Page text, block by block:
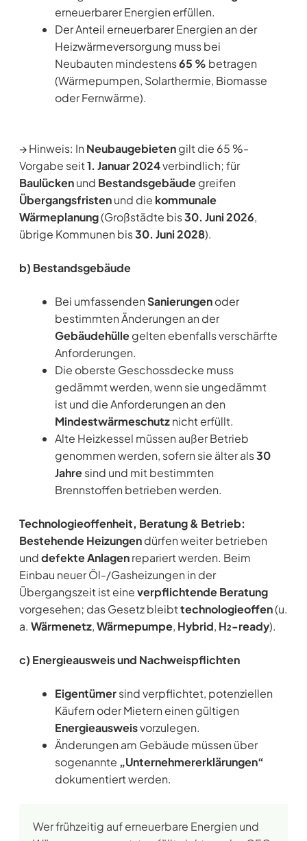
erneuerbarer Energien erfüllen.
Der Anteil erneuerbarer Energien an der
Heizwärmeversorgung muss bei
Neubauten mindestens65 % betragen
(Wärmepumpen, Solarthermie, Biomasse
oder Fernwärme).
→ Hinweis: In Neubaugebietengilt die 65 %-
Vorgabe seit1. Januar 2024verbindlich; für
Baulückenund Bestandsgebäudegreifen
Übergangsfristenund die kommunale
Wärmeplanung(Großstädte bis30. Juni 2026,
übrige Kommunen bis30. Juni 2028).
b) Bestandsgebäude
Bei umfassendenSanierungenoder
bestimmten Änderungen an der
Gebäudehüllegelten ebenfalls verschärfte
Anforderungen.
Die oberste Geschossdecke muss
gedämmt werden, wenn sie ungedämmt
ist und die Anforderungen an den
Mindestwärmeschutznicht erfüllt.
Alte Heizkessel müssen außer Betrieb
genommen werden, sofern sie älter als30
Jahresind und mit bestimmten
Brennstoffen betrieben werden.
Technologieoffenheit, Beratung & Betrieb:
Bestehende Heizungendürfen weiter betrieben
unddefekte Anlagenrepariert werden. Beim
Einbau neuer Öl-/Gasheizungen in der
Übergangszeit ist eineverpflichtende Beratung
vorgesehen; das Gesetz bleibttechnologieoffen(u.
a. Wärmenetz,Wärmepumpe, Hybrid, H₂-ready).
c) Energieausweis und Nachweispflichten
Eigentümersind verpflichtet, potenziellen
Käufern oder Mietern einen gültigen
Energieausweisvorzulegen.
Änderungen am Gebäude müssen über
sogenannte „Unternehmererklärungen“
dokumentiert werden.
Wer frühzeitig auf erneuerbare Energien und